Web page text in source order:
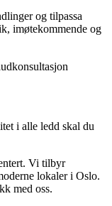
og tilpassa
imøtekommende og
i alle ledd skal du
Vi tilbyr
lokaler i Oslo.
med oss.